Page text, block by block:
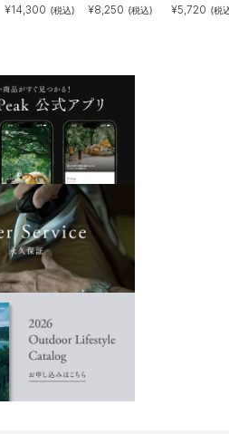
¥14,300 (税込) ¥8,250 (税込) ¥5,720 (税